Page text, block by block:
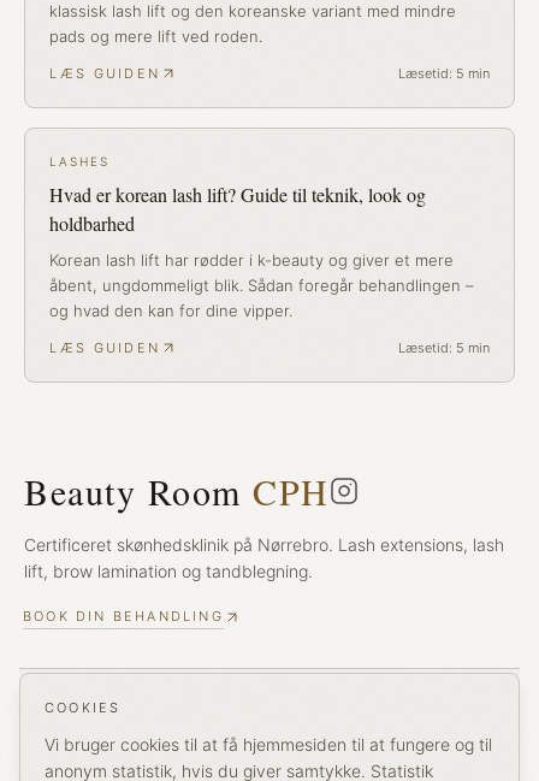
klassisk lash lift og den koreanske variant med mindre
pads og mere lift ved roden.
LÆS GUIDEN Læsetid: 5 min
LASHES
Hvad er korean lash lift? Guide til teknik, look og
holdbarhed
Korean lash lift har rødder i k-beauty og giver et mere
åbent, ungdommeligt blik. Sådan foregår behandlingen –
og hvad den kan for dine vipper.
LÆS GUIDEN Læsetid: 5 min
Beauty Room CPH
Certificeret skønhedsklinik på Nørrebro. Lash extensions, lash
lift, brow lamination og tandblegning.
BOOK DIN BEHANDLING
Behandlinger
Lashtyper
COOKIES
Vi bruger cookies til at få hjemmesiden til at fungere og til
anonym statistik, hvis du giver samtykke. Statistik